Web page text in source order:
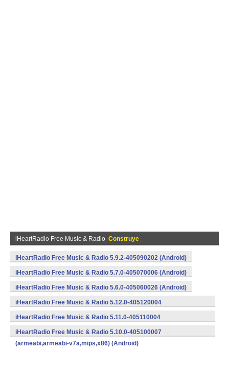
iHeartRadio Free Music & Radio Construye
iHeartRadio Free Music & Radio 5.9.2-405090202 (Android)
iHeartRadio Free Music & Radio 5.7.0-405070006 (Android)
iHeartRadio Free Music & Radio 5.6.0-405060026 (Android)
iHeartRadio Free Music & Radio 5.12.0-405120004
(armeabi,armeabi-v7a,mips,x86) (Android)
iHeartRadio Free Music & Radio 5.11.0-405110004
(armeabi,armeabi-v7a,mips,x86) (Android)
iHeartRadio Free Music & Radio 5.10.0-405100007
(armeabi,armeabi-v7a,mips,x86) (Android)